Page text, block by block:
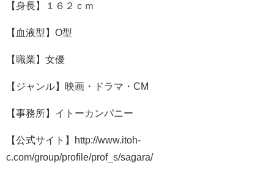
【身長】１６２ｃｍ
【血液型】O型
【職業】女優
【ジャンル】映画・ドラマ・CM
【事務所】イトーカンパニー
【公式サイト】http://www.itoh-
c.com/group/profile/prof_s/sagara/